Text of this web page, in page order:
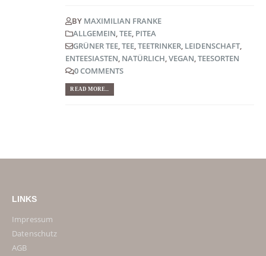
BY MAXIMILIAN FRANKE
ALLGEMEIN,TEE, PITEA
GRÜNER TEE,TEE,TEETRINKER, LEIDENSCHAFT,
ENTEESIASTEN, NATÜRLICH,VEGAN,TEESORTEN
0 COMMENTS
READ MORE...
LINKS
Impressum
Datenschutz
AGB